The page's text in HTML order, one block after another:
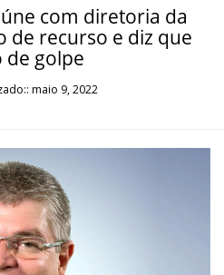
com diretoria da
de recurso e diz que
de golpe
maio 9, 2022